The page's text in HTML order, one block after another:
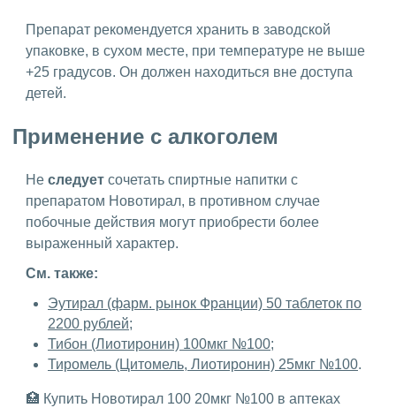
Препарат рекомендуется хранить в заводской
упаковке, в сухом месте, при температуре не выше
+25 градусов. Он должен находиться вне доступа
детей.
Применение с алкоголем
Не следует сочетать спиртные напитки с
препаратом Новотирал, в противном случае
побочные действия могут приобрести более
выраженный характер.
См. также:
Эутирал (фарм. рынок Франции) 50 таблеток по
2200 рублей;
Тибон (Лиотиронин) 100мкг №100;
Тиромель (Цитомель, Лиотиронин) 25мкг №100.
🏥 Купить Новотирал 100 20мкг №100 в аптеках